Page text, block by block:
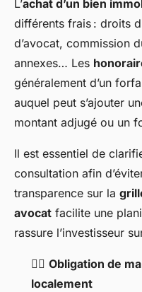
L’achat d’un bien
différents frais : droits
d’avocat, commission
annexes… Les
généralement d’un
auquel peut s’ajouter
montant adjugé ou un
Il est essentiel de
consultation afin
transparence sur la
avocat facilite une
rassure l’investisseur
🧑‍⚖️ Obligation de
localement